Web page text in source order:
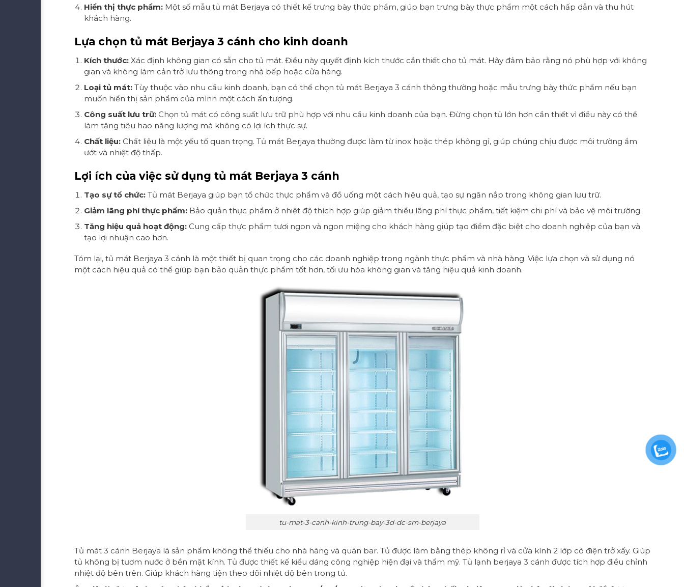
Hiển thị thực phẩm: Một số mẫu tủ mát Berjaya có thiết kế trưng bày thức phẩm, giúp bạn trưng bày thực phẩm một cách hấp dẫn và thu hút
khách hàng.
Lựa chọn tủ mát Berjaya 3 cánh cho kinh doanh
Kích thước: Xác định không gian có sẵn cho tủ mát. Điều này quyết định kích thước cần thiết cho tủ mát. Hãy đảm bảo rằng nó phù hợp với không
gian và không làm cản trở lưu thông trong nhà bếp hoặc cửa hàng.
Loại tủ mát: Tùy thuộc vào nhu cầu kinh doanh, bạn có thể chọn tủ mát Berjaya 3 cánh thông thường hoặc mẫu trưng bày thức phẩm nếu bạn
muốn hiển thị sản phẩm của mình một cách ấn tượng.
Công suất lưu trữ: Chọn tủ mát có công suất lưu trữ phù hợp với nhu cầu kinh doanh của bạn. Đừng chọn tủ lớn hơn cần thiết vì điều này có thể
làm tăng tiêu hao năng lượng mà không có lợi ích thực sự.
Chất liệu: Chất liệu là một yếu tố quan trọng. Tủ mát Berjaya thường được làm từ inox hoặc thép không gỉ, giúp chúng chịu được môi trường ẩm
ướt và nhiệt độ thấp.
Lợi ích của việc sử dụng tủ mát Berjaya 3 cánh
Tạo sự tổ chức: Tủ mát Berjaya giúp bạn tổ chức thực phẩm và đồ uống một cách hiệu quả, tạo sự ngăn nắp trong không gian lưu trữ.
Giảm lãng phí thực phẩm: Bảo quản thực phẩm ở nhiệt độ thích hợp giúp giảm thiểu lãng phí thực phẩm, tiết kiệm chi phí và bảo vệ môi trường.
Tăng hiệu quả hoạt động: Cung cấp thực phẩm tươi ngon và ngon miệng cho khách hàng giúp tạo điểm đặc biệt cho doanh nghiệp của bạn và
tạo lợi nhuận cao hơn.
Tóm lại, tủ mát Berjaya 3 cánh là một thiết bị quan trọng cho các doanh nghiệp trong ngành thực phẩm và nhà hàng. Việc lựa chọn và sử dụng nó
một cách hiệu quả có thể giúp bạn bảo quản thực phẩm tốt hơn, tối ưu hóa không gian và tăng hiệu quả kinh doanh.
tu-mat-3-canh-kinh-trung-bay-3d-dc-sm-berjaya
Tủ mát 3 cánh Berjaya là sản phẩm không thể thiếu cho nhà hàng và quán bar. Tủ được làm bằng thép không rỉ và cửa kính 2 lớp có điện trở xấy. Giúp
tủ không bị tươm nước ở bền mặt kính. Tủ được thiết kế kiểu dáng công nghiệp hiện đại và thẩm mỹ. Tủ lạnh berjaya 3 cánh được tích hợp điều chỉnh
nhiệt độ bên trên. Giúp khách hàng tiện theo dõi nhiệt độ bên trong tủ.